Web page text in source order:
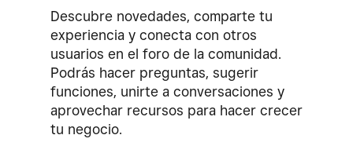
Descubre novedades, comparte tu
experiencia y conecta con otros
usuarios en el foro de la comunidad.
Podrás hacer preguntas, sugerir
funciones, unirte a conversaciones y
aprovechar recursos para hacer crecer
tu negocio.